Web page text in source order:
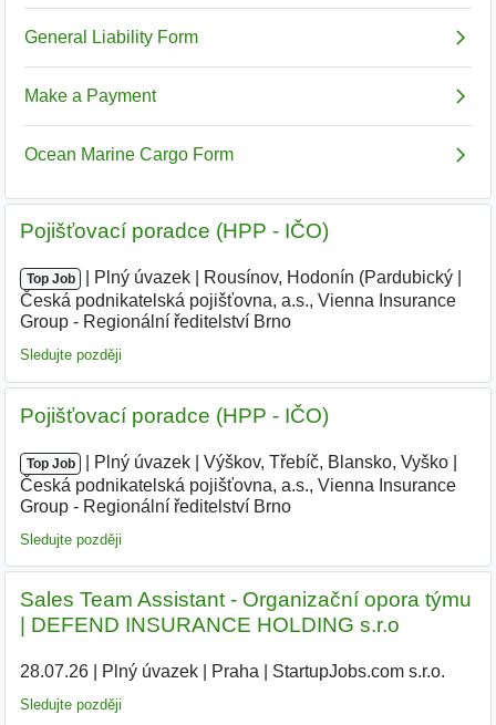
Pojišťovací poradce (HPP - IČO)
Top Job Plný úvazek Rousínov, Hodonín (Pardubický
Česká podnikatelská pojišťovna, a.s., Vienna Insurance
Group - Regionální ředitelství Brno|
Sledujte později
Pojišťovací poradce (HPP - IČO)
Top Job Plný úvazek Výškov, Třebíč, Blansko, Vyško
Česká podnikatelská pojišťovna, a.s., Vienna Insurance
Group - Regionální ředitelství Brno|
Sledujte později
Sales Team Assistant - Organizační opora týmu
| DEFEND INSURANCE HOLDING s.r.o
28.07.26| Plný úvazek| Praha StartupJobs.com s.r.o.
Sledujte později